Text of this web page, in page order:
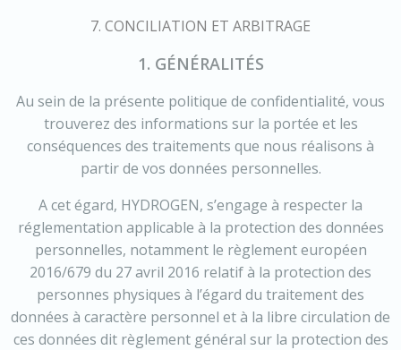
7. CONCILIATION ET ARBITRAGE
1. GÉNÉRALITÉS
Au sein de la présente politique de confidentialité, vous
trouverez des informations sur la portée et les
conséquences des traitements que nous réalisons à
partir de vos données personnelles.
A cet égard, HYDROGEN, s’engage à respecter la
réglementation applicable à la protection des données
personnelles, notamment le règlement européen
2016/679 du 27 avril 2016 relatif à la protection des
personnes physiques à l’égard du traitement des
données à caractère personnel et à la libre circulation de
ces données dit règlement général sur la protection des